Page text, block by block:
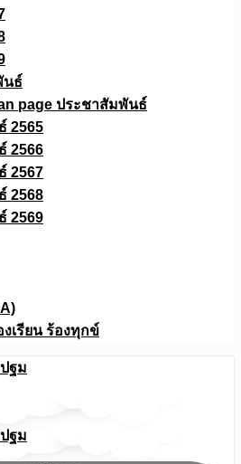
นธ์
page ประชาสัมพันธ์
2565
2566
2567
2568
2569
เรียน ร้องทุกข์